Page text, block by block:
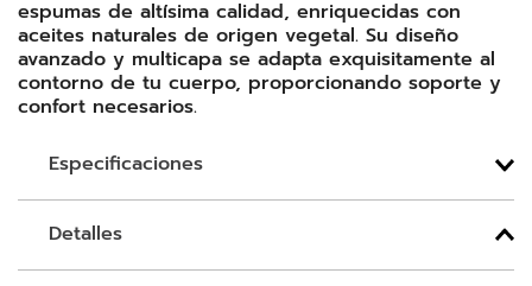
espumas de altísima calidad, enriquecidas con
aceites naturales de origen vegetal. Su diseño
avanzado y multicapa se adapta exquisitamente al
contorno de tu cuerpo, proporcionando soporte y
confort necesarios.
Especificaciones
Detalles